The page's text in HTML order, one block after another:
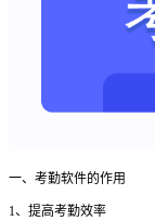
一、考勤软件的作用
1、提高考勤效率